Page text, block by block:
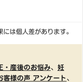
は個人差があります。
・産後のお悩み、 妊
客様の声 アンケート 、